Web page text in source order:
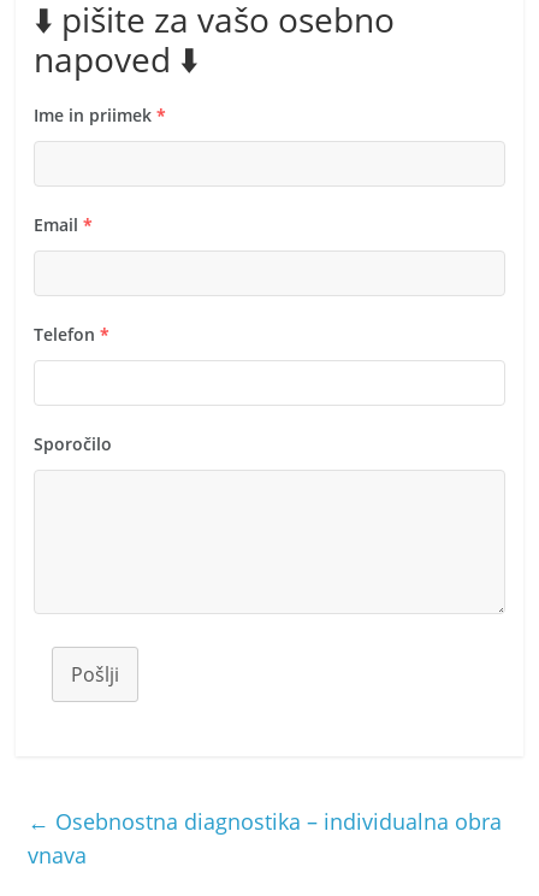
⬇️ pišite za vašo osebno
napoved ⬇️
Ime in priimek *
Email *
Telefon *
Sporočilo
Pošlji
← Osebnostna diagnostika – individualna obra
vnava